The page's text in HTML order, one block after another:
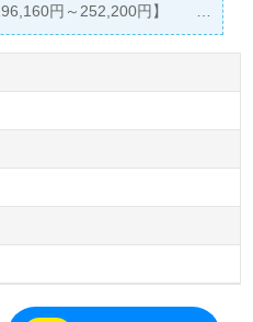
界の正社員/パート求人探
情報収集、将来的に検討の
望に応じてお問い合わせ/ご
紹介、年収交渉など完全無
す。＜非公開求人も取扱い
緒に転職活動！お問い合わ
円～252,200円】
求人＊『新宿駅』徒歩25
室）『北新宿特別養護老人
人新宿区社会福祉事業団（本
す。東京都を中心に特別養
ョートステイ、グループホ
されています。
ィあふれるケアサポートを
はもちろん、これから介護